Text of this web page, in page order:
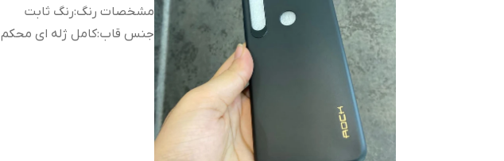
مشخصات رنگ:رنگ ثابت
جنس قاب:کامل ژله ای محکم